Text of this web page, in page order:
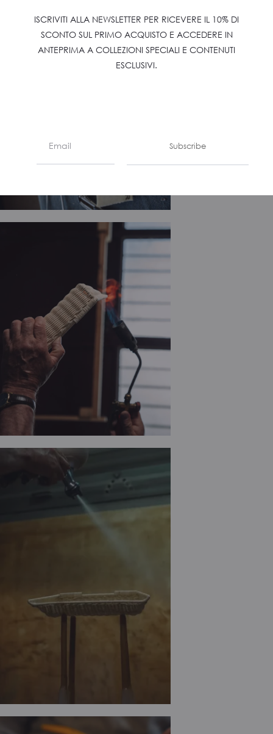
ISCRIVITI ALLA NEWSLETTER PER RICEVERE IL 10% DI
SCONTO SUL PRIMO ACQUISTO E ACCEDERE IN
ANTEPRIMA A COLLEZIONI SPECIALI E CONTENUTI
ESCLUSIVI.
Subscribe